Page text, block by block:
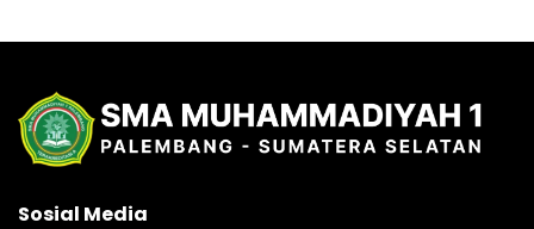
Sosial Media